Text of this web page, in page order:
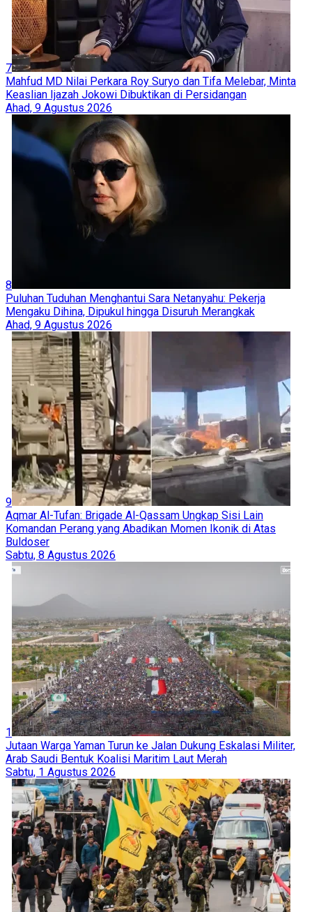
7
Mahfud MD Nilai Perkara Roy Suryo dan Tifa Melebar, Minta
Keaslian Ijazah Jokowi Dibuktikan di Persidangan
Ahad, 9 Agustus 2026
8
Puluhan Tuduhan Menghantui Sara Netanyahu: Pekerja
Mengaku Dihina, Dipukul hingga Disuruh Merangkak
Ahad, 9 Agustus 2026
9
Aqmar Al-Tufan: Brigade Al-Qassam Ungkap Sisi Lain
Komandan Perang yang Abadikan Momen Ikonik di Atas
Buldoser
Sabtu, 8 Agustus 2026
1
Jutaan Warga Yaman Turun ke Jalan Dukung Eskalasi Militer,
Arab Saudi Bentuk Koalisi Maritim Laut Merah
Sabtu, 1 Agustus 2026